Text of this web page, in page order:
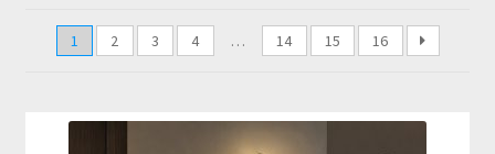
Купить люстру в Украине
1 2 3 4 … 14 15 16